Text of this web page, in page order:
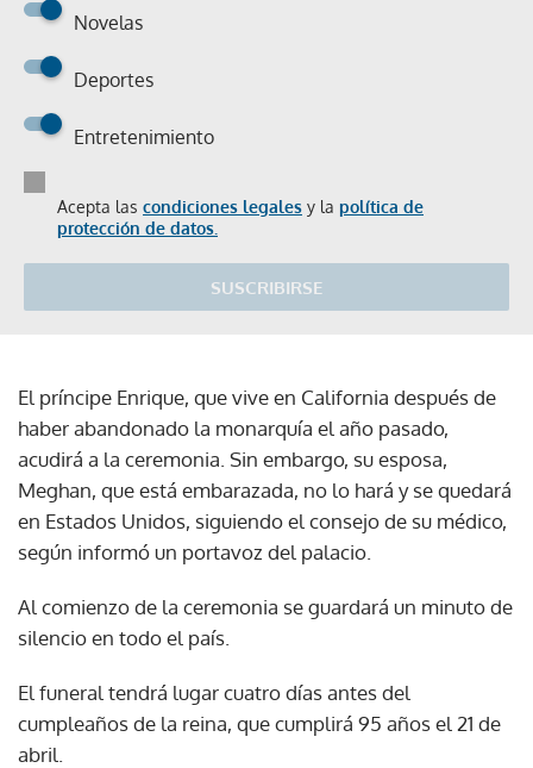
Novelas
Deportes
Entretenimiento
Acepta las condiciones legales y la política de
protección de datos.
SUSCRIBIRSE
El príncipe Enrique, que vive en California después de
haber abandonado la monarquía el año pasado,
acudirá a la ceremonia. Sin embargo, su esposa,
Meghan, que está embarazada, no lo hará y se quedará
en Estados Unidos, siguiendo el consejo de su médico,
según informó un portavoz del palacio.
Al comienzo de la ceremonia se guardará un minuto de
silencio en todo el país.
El funeral tendrá lugar cuatro días antes del
cumpleaños de la reina, que cumplirá 95 años el 21 de
abril.